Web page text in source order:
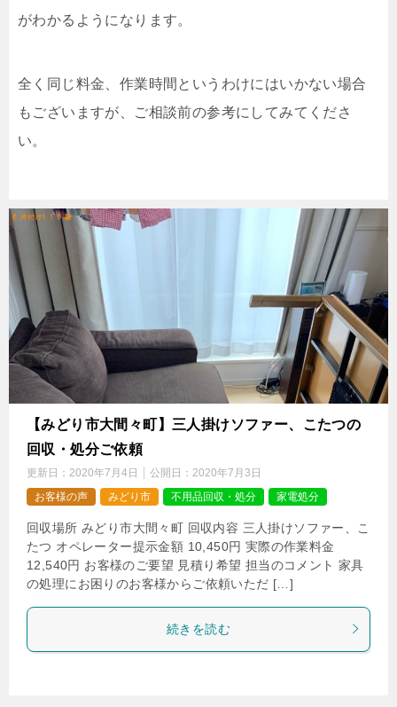
がわかるようになります。
全く同じ料金、作業時間というわけにはいかない場合
もございますが、ご相談前の参考にしてみてくださ
い。
【みどり市大間々町】三人掛けソファー、こたつの
回収・処分ご依頼
更新日： 2020年7月4日 公開日： 2020年7月3日
お客様の声
みどり市 不用品回収・処分 家電処分
回収場所 みどり市大間々町 回収内容 三人掛けソファー、こ
たつ オペレーター提示金額 10,450円 実際の作業料金
12,540円 お客様のご要望 見積り希望 担当のコメント 家具
の処理にお困りのお客様からご依頼いただ […]
続きを読む